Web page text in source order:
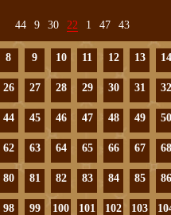
44 9 30 22 1 47 43
8 9 10 11 12 13 14
26 27 28 29 30 31 32
44 45 46 47 48 49 50
62 63 64 65 66 67 68
80 81 82 83 84 85 86
98 99 100 101 102 103